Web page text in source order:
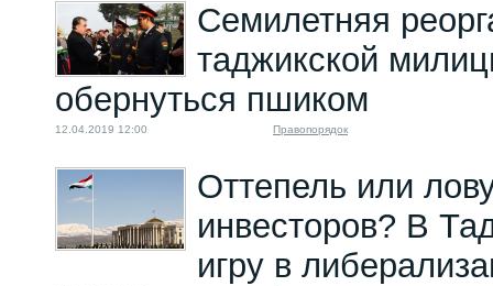
Семилетняя
таджикской
обернуться пшиком
12.04.2019 12:00 Правопорядок
Оттепель или
инвесторов? В
игру в